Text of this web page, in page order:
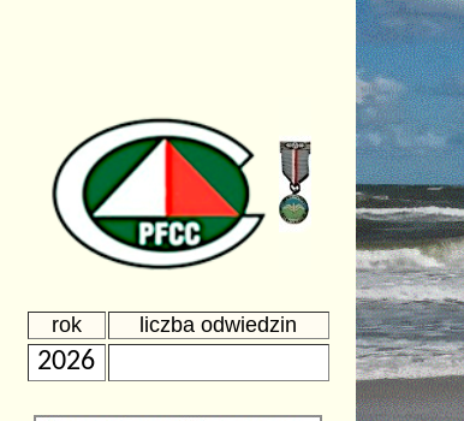
rok liczba odwiedzin
2026